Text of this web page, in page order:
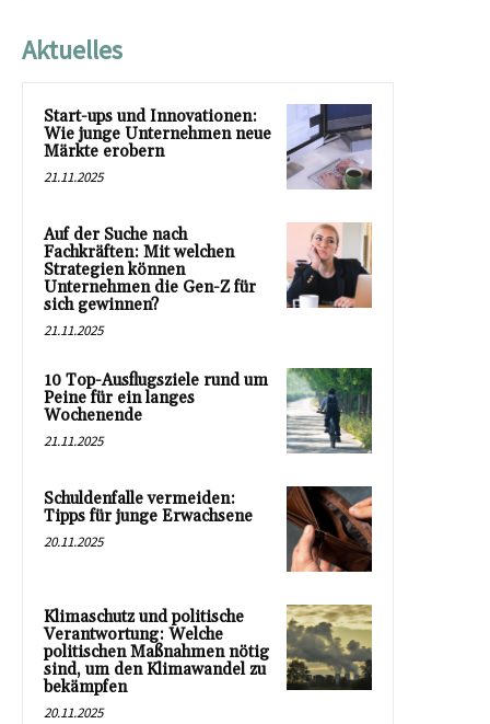
Aktuelles
Start-ups und Innovationen:
Wie junge Unternehmen neue
Märkte erobern
21.11.2025
Auf der Suche nach
Fachkräften: Mit welchen
Strategien können
Unternehmen die Gen-Z für
sich gewinnen?
21.11.2025
10 Top-Ausflugsziele rund um
Peine für ein langes
Wochenende
21.11.2025
Schuldenfalle vermeiden:
Tipps für junge Erwachsene
20.11.2025
Klimaschutz und politische
Verantwortung: Welche
politischen Maßnahmen nötig
sind, um den Klimawandel zu
bekämpfen
20.11.2025